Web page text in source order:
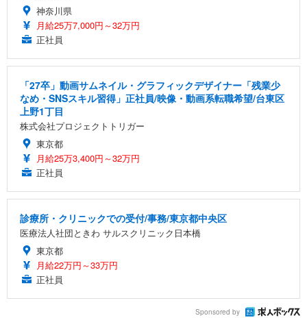
神奈川県
月給25万7,000円～32万円
正社員
「27卒」動画サムネイル・グラフィックデザイナー「残業少
なめ・SNSスキル習得」正社員/映像・動画系転職希望/台東区
上野1丁目
株式会社プロジェクトトリガー
東京都
月給25万3,400円～32万円
正社員
診療所・クリニックでの受付/事務/東京都中央区
医療法人社団ときわ サルスクリニック日本橋
東京都
月給22万円～33万円
正社員
Sponsored by